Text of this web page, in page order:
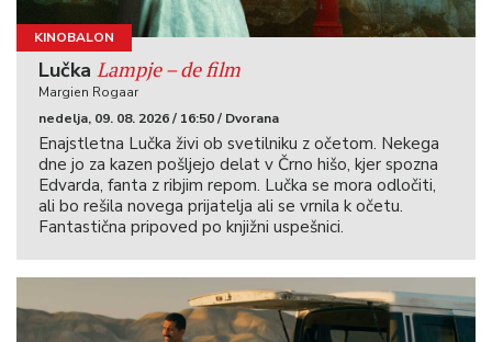
KINOBALON
Lučka Lampje – de film
Margien Rogaar
nedelja, 09. 08. 2026 / 16:50 / Dvorana
Enajstletna Lučka živi ob svetilniku z očetom. Nekega
dne jo za kazen pošljejo delat v Črno hišo, kjer spozna
Edvarda, fanta z ribjim repom. Lučka se mora odločiti,
ali bo rešila novega prijatelja ali se vrnila k očetu.
Fantastična pripoved po knjižni uspešnici.